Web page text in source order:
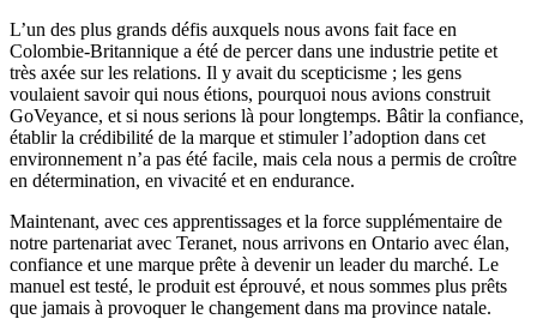
L’un des plus grands défis auxquels nous avons fait face en
Colombie-Britannique a été de percer dans une industrie petite et
très axée sur les relations. Il y avait du scepticisme ; les gens
voulaient savoir qui nous étions, pourquoi nous avions construit
GoVeyance, et si nous serions là pour longtemps. Bâtir la confiance,
établir la crédibilité de la marque et stimuler l’adoption dans cet
environnement n’a pas été facile, mais cela nous a permis de croître
en détermination, en vivacité et en endurance.
Maintenant, avec ces apprentissages et la force supplémentaire de
notre partenariat avec Teranet, nous arrivons en Ontario avec élan,
confiance et une marque prête à devenir un leader du marché. Le
manuel est testé, le produit est éprouvé, et nous sommes plus prêts
que jamais à provoquer le changement dans ma province natale.